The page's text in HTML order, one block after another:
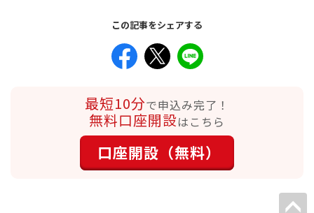
この記事をシェアする
最短10分で申込み完了！
無料口座開設はこちら
口座開設（無料）